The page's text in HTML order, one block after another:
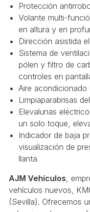
Protección
Volante multi-
en altura y en
Dirección asistida
Sistema de
pólen y filtro de
controles en
Aire
Limpiaparabrisas
Elevalunas
un solo toque,
Indicador de baja
visualización de
llanta
AJM Vehículos,
vehículos nuevos,
(Sevilla). Ofrecemos